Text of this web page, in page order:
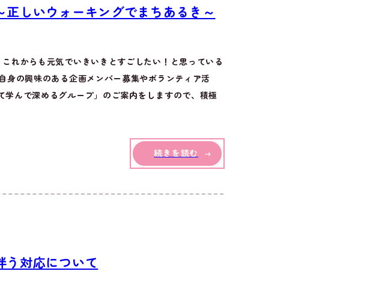
しいウォーキングでまちあるき～
れからも元気でいきいきとすごしたい！と思っている
身の興味のある企画メンバー募集やボランティア活
んで深めるグループ」のご案内をしますので、積極
続きを読む
対応について